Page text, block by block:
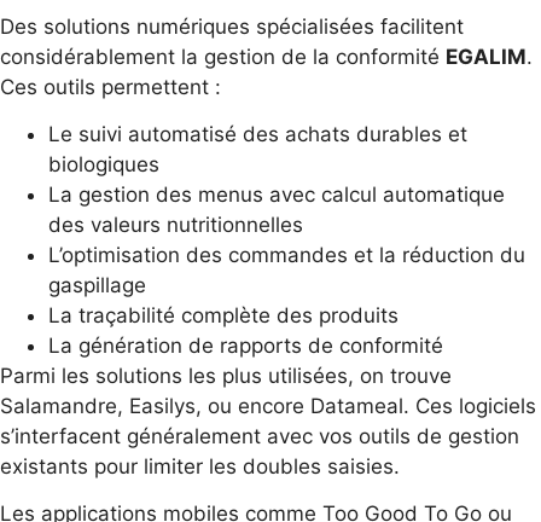
Des solutions numériques spécialisées facilitent
considérablement la gestion de la conformité EGALIM.
Ces outils permettent :
Le suivi automatisé des achats durables et
biologiques
La gestion des menus avec calcul automatique
des valeurs nutritionnelles
L’optimisation des commandes et la réduction du
gaspillage
La traçabilité complète des produits
La génération de rapports de conformité
Parmi les solutions les plus utilisées, on trouve
Salamandre, Easilys, ou encore Datameal. Ces logiciels
s’interfacent généralement avec vos outils de gestion
existants pour limiter les doubles saisies.
Les applications mobiles comme Too Good To Go ou